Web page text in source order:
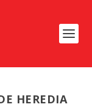
HEREDIA